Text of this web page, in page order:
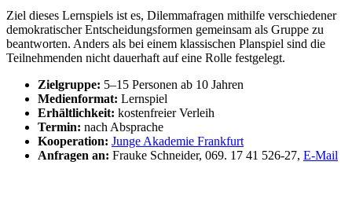
Ziel dieses Lernspiels ist es, Dilemmafragen mithilfe verschiedener
demokratischer Entscheidungsformen gemeinsam als Gruppe zu
beantworten. Anders als bei einem klassischen Planspiel sind die
Teilnehmenden nicht dauerhaft auf eine Rolle festgelegt.
Zielgruppe: 5–15 Personen ab 10 Jahren
Medienformat: Lernspiel
Erhältlichkeit: kostenfreier Verleih
Termin: nach Absprache
Kooperation: Junge Akademie Frankfurt
Anfragen an: Frauke Schneider, 069. 17 41 526-27, E-Mail